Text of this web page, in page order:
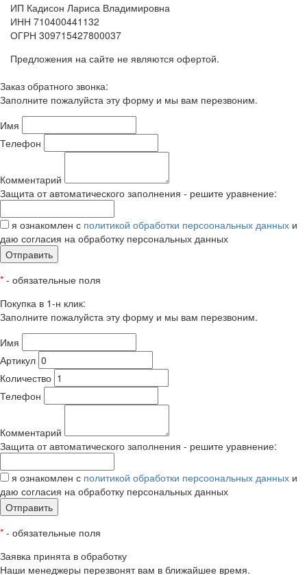
ИП Кадисон Лариса Владимировна
ИНН 710400441132
ОГРН 309715427800037
Предложения на сайте не являются офертой.
Заказ обратного звонка:
Заполните пожалуйста эту форму и мы вам перезвоним.
Имя
Телефон
Комментарий
Защита от автоматического заполнения - решите уравнение:
я ознакомлен с политикой обработки персоональных данных и
даю согласия на обработку персональных данных
Отправить
* - обязательные поля
Покупка в 1-н клик:
Заполните пожалуйста эту форму и мы вам перезвоним.
Имя
Артикул
Количество
Телефон
Комментарий
Защита от автоматического заполнения - решите уравнение:
я ознакомлен с политикой обработки персоональных данных и
даю согласия на обработку персональных данных
Отправить
* - обязательные поля
Заявка принята в обработку
Наши менеджеры перезвонят вам в ближайшее время.